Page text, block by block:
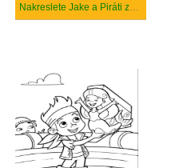
Nakreslete Jake a Piráti zdarma základní tisknutelné